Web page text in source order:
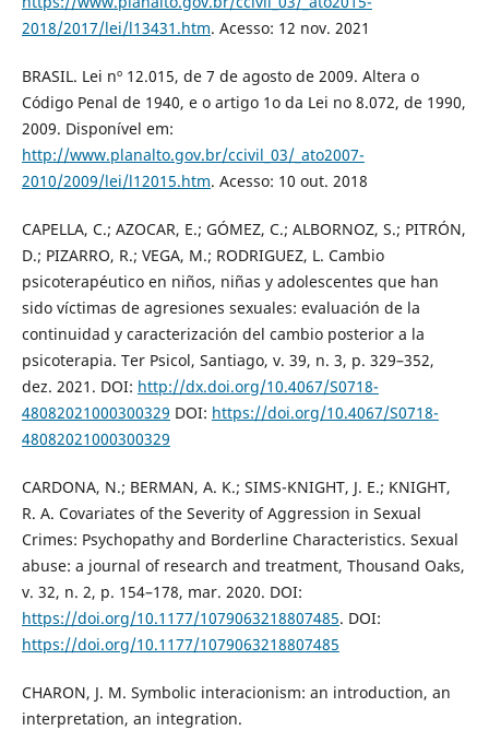
2018/2017/lei/l13431.htm. Acesso: 12 nov. 2021
BRASIL. Lei nº 12.015, de 7 de agosto de 2009. Altera o
Código Penal de 1940, e o artigo 1o da Lei no 8.072, de 1990,
2009. Disponível em:
http://www.planalto.gov.br/ccivil_03/_ato2007-
2010/2009/lei/l12015.htm. Acesso: 10 out. 2018
CAPELLA, C.; AZOCAR, E.; GÓMEZ, C.; ALBORNOZ, S.; PITRÓN,
D.; PIZARRO, R.; VEGA, M.; RODRIGUEZ, L. Cambio
psicoterapéutico en niños, niñas y adolescentes que han
sido víctimas de agresiones sexuales: evaluación de la
continuidad y caracterización del cambio posterior a la
psicoterapia. Ter Psicol, Santiago, v. 39, n. 3, p. 329–352,
dez. 2021. DOI: http://dx.doi.org/10.4067/S0718-
48082021000300329 DOI: https://doi.org/10.4067/S0718-
48082021000300329
CARDONA, N.; BERMAN, A. K.; SIMS-KNIGHT, J. E.; KNIGHT,
R. A. Covariates of the Severity of Aggression in Sexual
Crimes: Psychopathy and Borderline Characteristics. Sexual
abuse: a journal of research and treatment, Thousand Oaks,
v. 32, n. 2, p. 154–178, mar. 2020. DOI:
https://doi.org/10.1177/1079063218807485. DOI:
https://doi.org/10.1177/1079063218807485
CHARON, J. M. Symbolic interacionism: an introduction, an
interpretation, an integration.